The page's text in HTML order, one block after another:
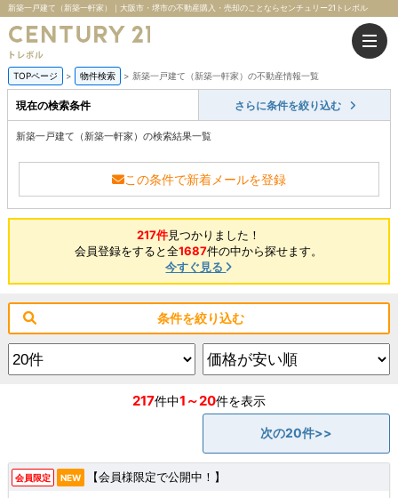
新築一戸建て（新築一軒家）｜大阪市・堺市の不動産購入・売却のことならセンチュリー21トレボル
TOPページ 物件検索 新築一戸建て（新築一軒家）の不動産情報一覧
現在の検索条件 さらに条件を絞り込む
新築一戸建て（新築一軒家）の検索結果一覧
この条件で新着メールを登録
217件見つかりました！
会員登録をすると全1687件の中から探せます。
今すぐ見る
条件を絞り込む
217件中1～20件を表示
次の20件>>
会員限定 NEW 【会員様限定で公開中！】